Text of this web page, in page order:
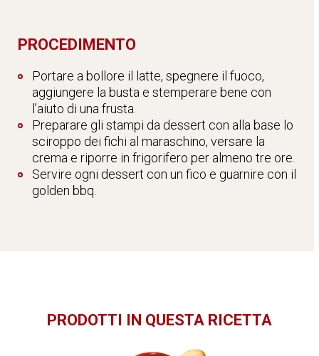
PROCEDIMENTO
Portare a bollore il latte, spegnere il fuoco,
aggiungere la busta e stemperare bene con
l’aiuto di una frusta.
Preparare gli stampi da dessert con alla base lo
sciroppo dei fichi al maraschino, versare la
crema e riporre in frigorifero per almeno tre ore.
Servire ogni dessert con un fico e guarnire con il
golden bbq.
PRODOTTI IN QUESTA RICETTA